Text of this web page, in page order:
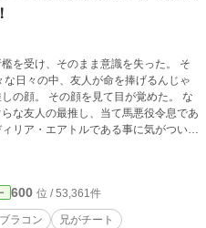
受け、そのまま意識を失った。 そ
顔。 その顔を見て目が覚めた。 な
な友人の最推し、当て馬悪役令息であ
リア・エアトルである事に気がついた
600 位 / 53,361件
ラコン
兄がチート